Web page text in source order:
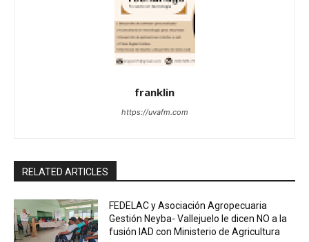
franklin
https://uvafm.com
RELATED ARTICLES
FEDELAC y Asociación Agropecuaria
Gestión Neyba- Vallejuelo le dicen NO a la
fusión IAD con Ministerio de Agricultura